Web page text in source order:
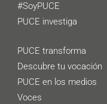
#SoyPUCE
PUCE investiga
PUCE transforma
Descubre tu vocación
PUCE en los medios
Voces